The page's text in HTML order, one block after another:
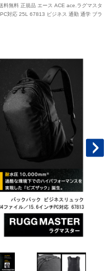
料無料 正規品 エース ACE ace.ラグマスタ
対応 25L 67813 ビジネス 通勤 通学 ブラ